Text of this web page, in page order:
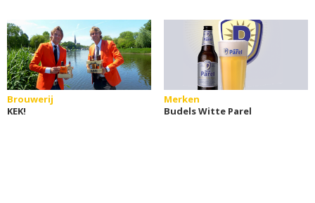
Brouwerij
KEK!
Merken
Budels Witte Parel